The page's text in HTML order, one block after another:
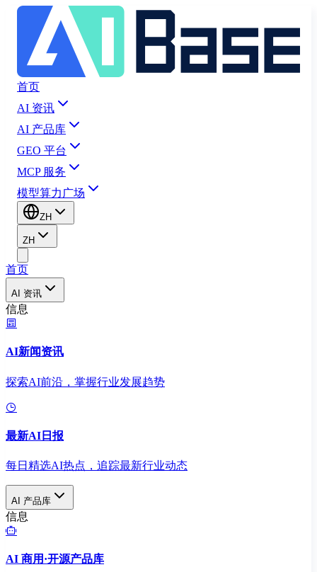
首页
AI 资讯
AI 产品库
GEO 平台
MCP 服务
模型算力广场
ZH
ZH
首页
AI 资讯
信息
AI新闻资讯
探索AI前沿，掌握行业发展趋势
最新AI日报
每日精选AI热点，追踪最新行业动态
AI 产品库
信息
AI 商用·开源产品库